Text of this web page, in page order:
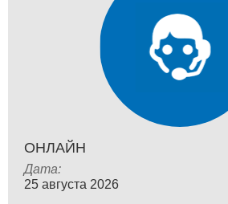
ОНЛАЙН
Дата:
25 августа 2026